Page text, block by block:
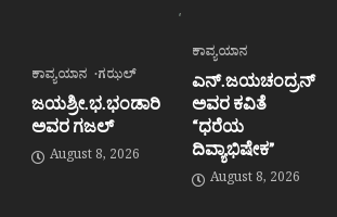
ಕಾವ್ಯಯಾನ ಗಝಲ್
ಜಯಶ್ರೀ.ಭ.ಭಂಡಾರಿ
ಅವರ ಗಜಲ್
August 8, 2026
ಕಾವ್ಯಯಾನ
ಎನ್.ಜಯಚಂದ್ರನ್
ಅವರ ಕವಿತೆ
“ಧರೆಯ
ದಿವ್ಯಾಭಿಷೇಕ”
August 8, 2026